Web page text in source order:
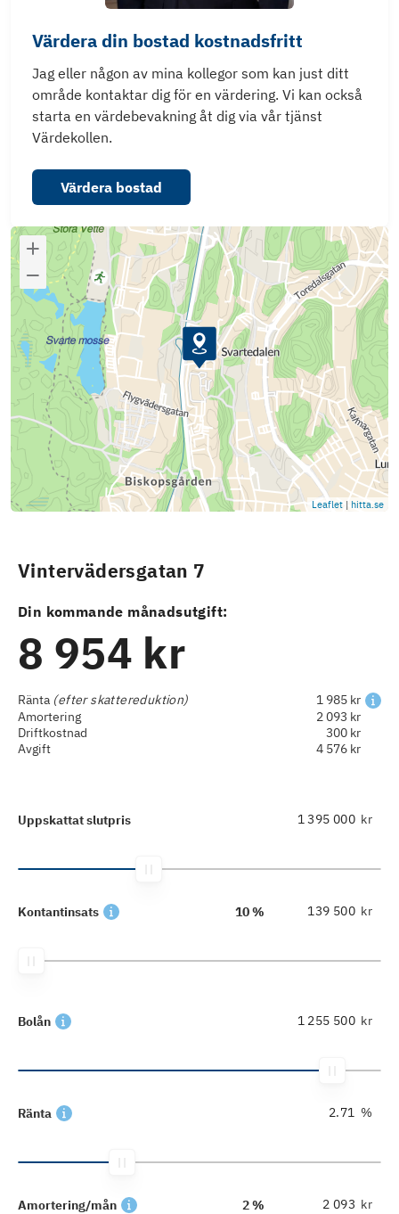
Värdera din bostad kostnadsfritt
Jag eller någon av mina kollegor som kan just ditt
område kontaktar dig för en värdering. Vi kan också
starta en värdebevakning åt dig via vår tjänst
Värdekollen.
Värdera bostad
Leaflet | hitta.se
Vintervädersgatan 7
Din kommande månadsutgift:
8 954 kr
Ränta (efter skattereduktion)
1 985 kr
Amortering
2 093 kr
Driftkostnad
300 kr
Avgift
4 576 kr
Uppskattat slutpris kr
Kontantinsats 10 % kr
Bolån kr
Ränta %
Amortering/mån 2 % kr